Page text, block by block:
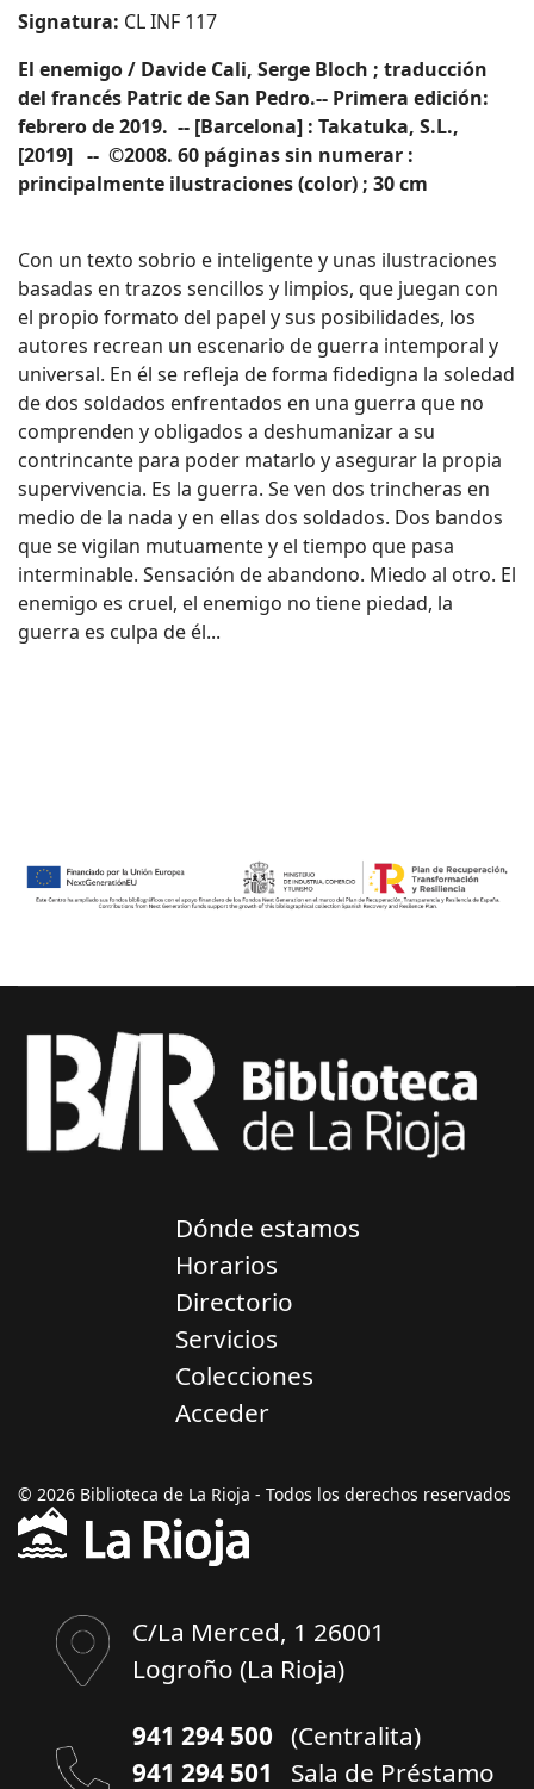
Signatura: CL INF 117
El enemigo / Davide Cali, Serge Bloch ; traducción
del francés Patric de San Pedro.-- Primera edición:
febrero de 2019. -- [Barcelona] : Takatuka, S.L.,
[2019] -- ©2008. 60 páginas sin numerar :
principalmente ilustraciones (color) ; 30 cm
Con un texto sobrio e inteligente y unas ilustraciones
basadas en trazos sencillos y limpios, que juegan con
el propio formato del papel y sus posibilidades, los
autores recrean un escenario de guerra intemporal y
universal. En él se refleja de forma fidedigna la soledad
de dos soldados enfrentados en una guerra que no
comprenden y obligados a deshumanizar a su
contrincante para poder matarlo y asegurar la propia
supervivencia. Es la guerra. Se ven dos trincheras en
medio de la nada y en ellas dos soldados. Dos bandos
que se vigilan mutuamente y el tiempo que pasa
interminable. Sensación de abandono. Miedo al otro. El
enemigo es cruel, el enemigo no tiene piedad, la
guerra es culpa de él...
Dónde estamos
Horarios
Directorio
Servicios
Colecciones
Acceder
© 2026 Biblioteca de La Rioja - Todos los derechos reservados
C/La Merced, 1 26001
Logroño (La Rioja)
941 294 500 (Centralita)
941 294 501
Sala de Préstamo